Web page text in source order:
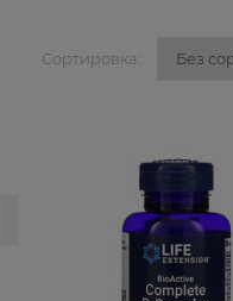
Сортировка: